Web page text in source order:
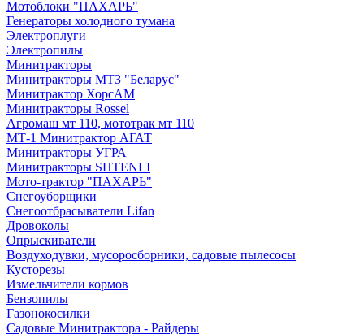
Мотоблоки "ПАХАРЬ"
Генераторы холодного тумана
Электроплуги
Электропилы
Минитракторы
Минитракторы МТЗ "Беларус"
Минитрактор ХорсАМ
Минитракторы Rossel
Агромаш мт 110, мототрак мт 110
МТ-1 Минитрактор АГАТ
Минитракторы УГРА
Минитракторы SHTENLI
Мото-трактор "ПАХАРЬ"
Снегоуборщики
Снегоотбрасыватели Lifan
Дровоколы
Опрыскиватели
Воздуходувки, мусоросборники, cадовые пылесосы
Кусторезы
Измельчители кормов
Бензопилы
Газонокосилки
Садовые Минитрактора - Райдеры